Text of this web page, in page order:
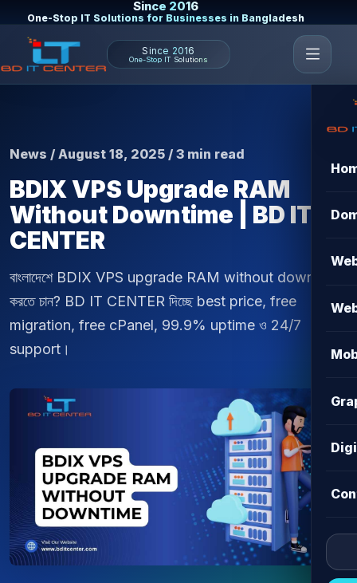
Since 2016
One-Stop IT Solutions for Businesses in Bangladesh
Since 2016
One-Stop IT Solutions
News / August 18, 2025 / 3 min read
BDIX VPS Upgrade RAM
Without Downtime | BD IT
CENTER
বাংলাদেশে BDIX VPS upgrade RAM without downtime
করতে চান? BD IT CENTER দিচ্ছে best price, free
migration, free cPanel, 99.9% uptime ও 24/7
support।